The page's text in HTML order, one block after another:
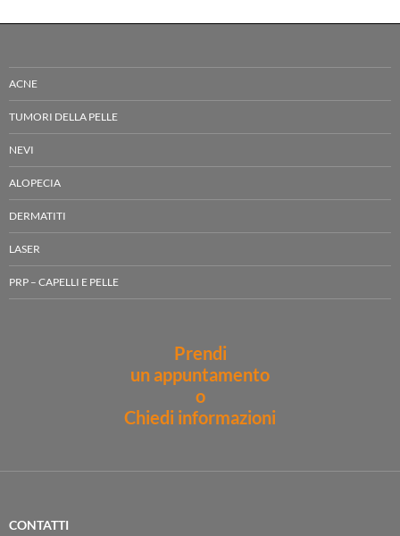
ACNE
TUMORI DELLA PELLE
NEVI
ALOPECIA
DERMATITI
LASER
PRP – CAPELLI E PELLE
Prendi
un appuntamento
o
Chiedi informazioni
CONTATTI